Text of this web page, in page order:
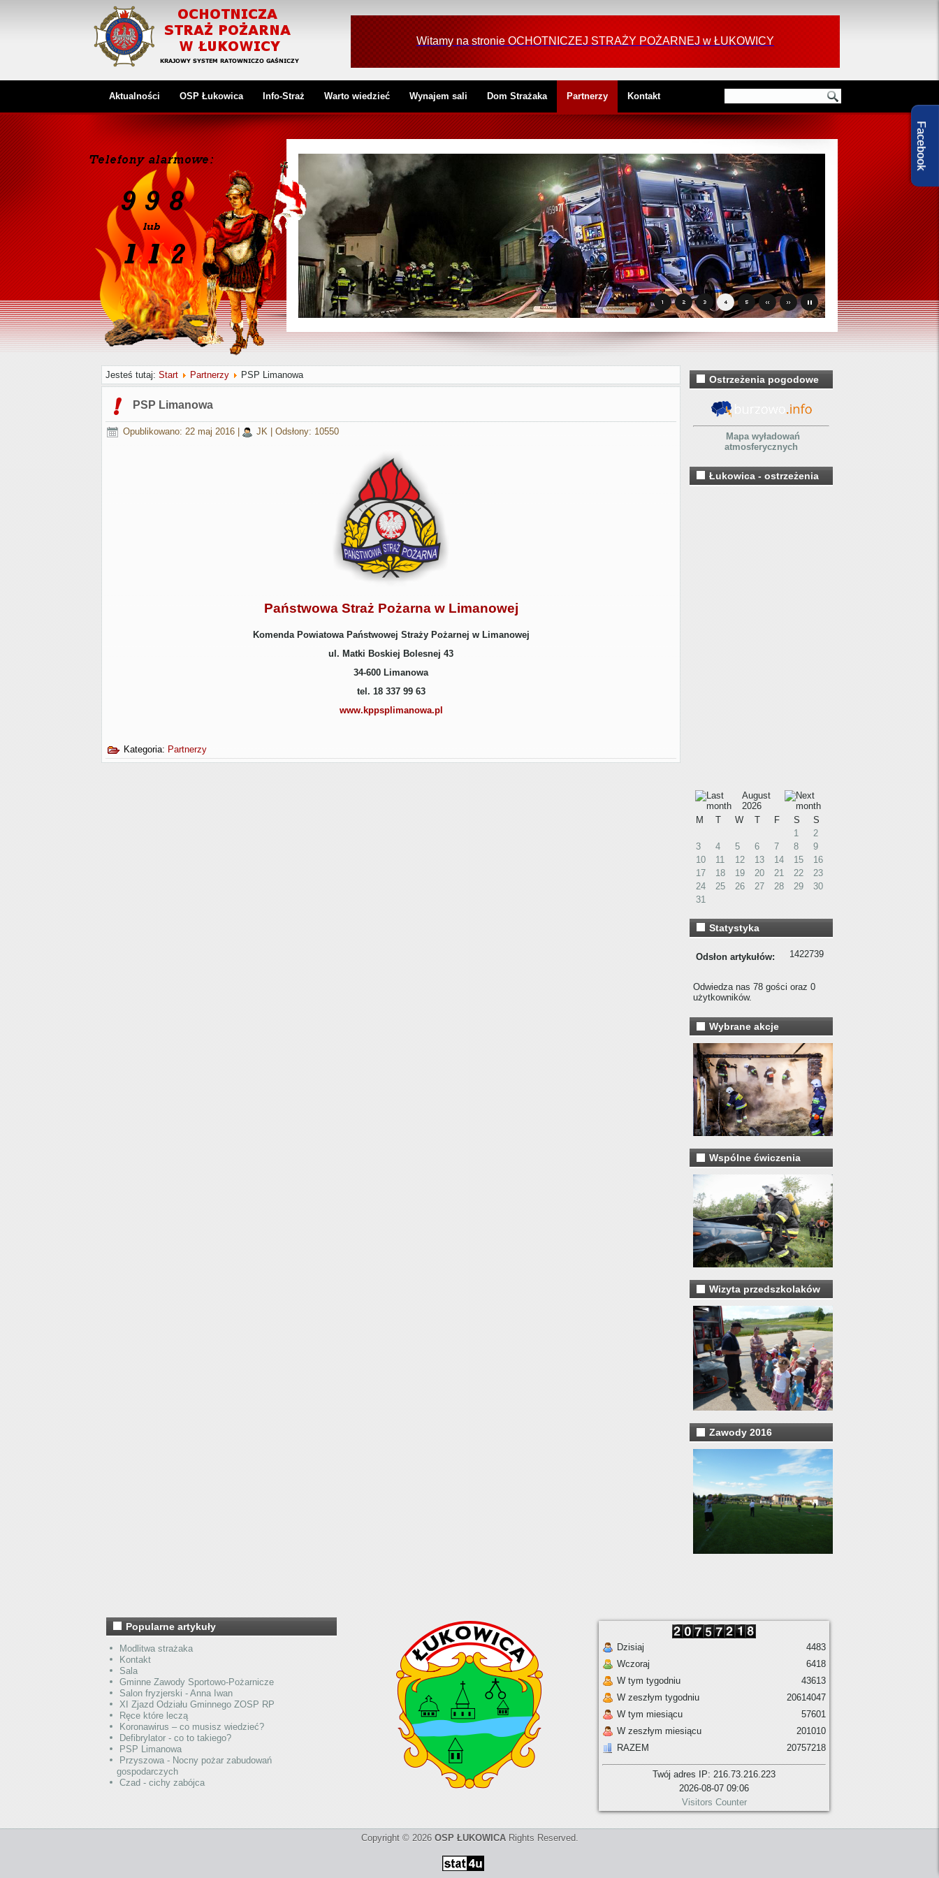
ZAANGAŻOWANI W DZIAŁANIU
Witamy na stronie OCHOTNICZEJ STRAŻY POŻARNEJ w ŁUKOWICY
Aktualności OSP Łukowica Info-Straż Warto wiedzieć Wynajem sali Dom Strażaka Partnerzy Kontakt
Jesteś tutaj: Start Partnerzy PSP Limanowa
PSP Limanowa
Opublikowano: 22 maj 2016 JK Odsłony: 10550
Państwowa Straż Pożarna w Limanowej
Komenda Powiatowa Państwowej Straży Pożarnej w Limanowej
ul. Matki Boskiej Bolesnej 43
34-600 Limanowa
tel. 18 337 99 63
www.kppsplimanowa.pl
Kategoria: Partnerzy
Ostrzeżenia pogodowe
Mapa wyładowań
atmosferycznych
Łukowica - ostrzeżenia
August
2026
M
T W T F S
S
1
2
3
4 5 6 7 8
9
10
11 12 13 14 15
16
17
18 19 20 21 22
23
24
25 26 27 28 29
30
31
Statystyka
Odsłon artykułów: 1422739
Odwiedza nas 78 gości oraz 0
użytkowników.
Wybrane akcje
Wspólne ćwiczenia
Wizyta przedszkolaków
Zawody 2016
Popularne artykuły
Modlitwa strażaka
Kontakt
Sala
Gminne Zawody Sportowo-Pożarnicze
Salon fryzjerski - Anna Iwan
XI Zjazd Odziału Gminnego ZOSP RP
Ręce które leczą
Koronawirus – co musisz wiedzieć?
Defibrylator - co to takiego?
PSP Limanowa
Przyszowa - Nocny pożar zabudowań
gospodarczych
Czad - cichy zabójca
Dzisiaj
Wczoraj
W tym tygodniu
W zeszłym tygodniu
W tym miesiącu
W zeszłym miesiącu
RAZEM
4483
6418
43613
20614047
57601
201010
20757218
Twój adres IP: 216.73.216.223
2026-08-07 09:06
Visitors Counter
Copyright © 2026 OSP ŁUKOWICA Rights Reserved.
Facebook